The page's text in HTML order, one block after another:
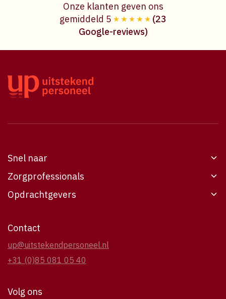
Onze klanten geven ons
gemiddeld 5
(23
Google-reviews)
Snel naar
Werken bij UP
Vacatures
Over UP
Contact
Zorgprofessionals
Werken bij UP
Contact
Opdrachtgevers
Contact
up@uitstekendpersoneel.nl
+31 (0)85 081 05 40
Volg ons